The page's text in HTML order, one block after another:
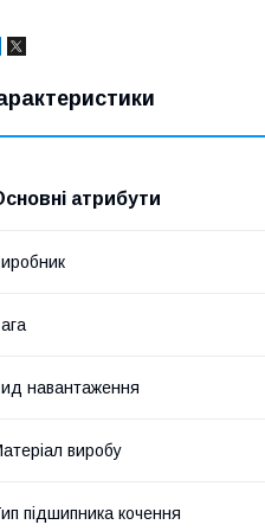
атрибути
навантаження
виробу
підшипника кочення